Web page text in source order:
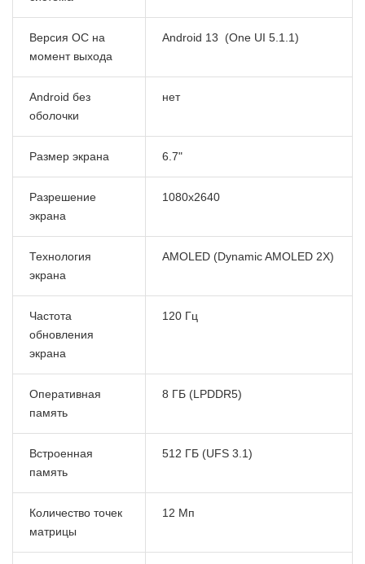
Версия ОС на
момент выхода
Android 13 (One UI 5.1.1)
Android без
оболочки
нет
Размер экрана 6.7"
Разрешение
экрана
1080x2640
Технология
экрана
AMOLED (Dynamic AMOLED 2X)
Частота
обновления
экрана
120 Гц
Оперативная
память
8 ГБ (LPDDR5)
Встроенная
память
512 ГБ (UFS 3.1)
Количество точек
матрицы
12 Мп